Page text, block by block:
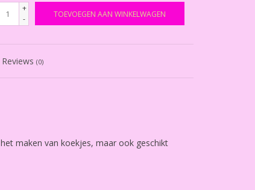
+
-
TOEVOEGEN AAN WINKELWAGEN
Reviews(0)
maken van koekjes, maar ook geschikt